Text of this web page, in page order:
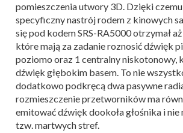
pomieszczenia utwory 3D. Dzięki
specyficzny nastrój rodem z kinowych
się pod kodem SRS-RA5000 otrzymał
które mają za zadanie roznosić dźwięk
poziomo oraz 1 centralny niskotonowy,
dźwięk głębokim basem. To nie
dodatkowo podkręcą dwa pasywne
rozmieszczenie przetworników ma
emitować dźwięk dookoła głośnika i nie
tzw. martwych stref.